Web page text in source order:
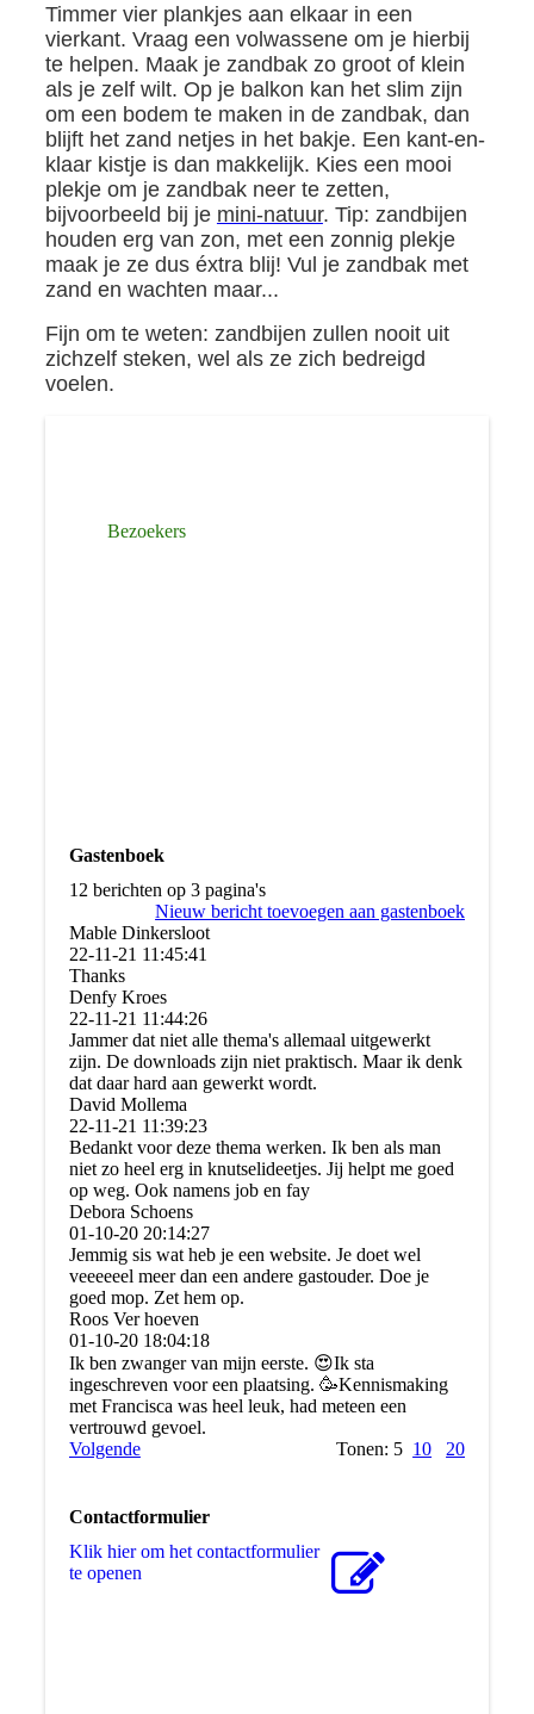
Timmer vier plankjes aan elkaar in een
vierkant. Vraag een volwassene om je hierbij
te helpen. Maak je zandbak zo groot of klein
als je zelf wilt. Op je balkon kan het slim zijn
om een bodem te maken in de zandbak, dan
blijft het zand netjes in het bakje. Een kant-en-
klaar kistje is dan makkelijk. Kies een mooi
plekje om je zandbak neer te zetten,
bijvoorbeeld bij je mini-natuur. Tip: zandbijen
houden erg van zon, met een zonnig plekje
maak je ze dus éxtra blij! Vul je zandbak met
zand en wachten maar...
Fijn om te weten: zandbijen zullen nooit uit
zichzelf steken, wel als ze zich bedreigd
voelen.
Bezoekers
Gastenboek
12 berichten op 3 pagina's
Nieuw bericht toevoegen aan gastenboek
Mable Dinkersloot
22-11-21 11:45:41
Thanks
Denfy Kroes
22-11-21 11:44:26
Jammer dat niet alle thema's allemaal uitgewerkt
zijn. De downloads zijn niet praktisch. Maar ik denk
dat daar hard aan gewerkt wordt.
David Mollema
22-11-21 11:39:23
Bedankt voor deze thema werken. Ik ben als man
niet zo heel erg in knutselideetjes. Jij helpt me goed
op weg. Ook namens job en fay
Debora Schoens
01-10-20 20:14:27
Jemmig sis wat heb je een website. Je doet wel
veeeeeel meer dan een andere gastouder. Doe je
goed mop. Zet hem op.
Roos Ver hoeven
01-10-20 18:04:18
Ik ben zwanger van mijn eerste. 😍Ik sta
ingeschreven voor een plaatsing. 🥳Kennismaking
met Francisca was heel leuk, had meteen een
vertrouwd gevoel.
Volgende
Tonen: 5 10 20
Contactformulier
Klik hier om het contactformulier
te openen